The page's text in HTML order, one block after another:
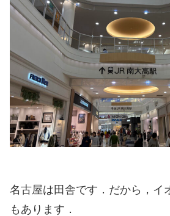
名古屋は田舎です．だから，イ
もあります．